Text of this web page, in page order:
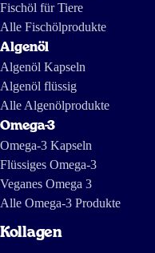
Fischöl für Tiere
Alle Fischölprodukte
Algenöl
Algenöl Kapseln
Algenöl flüssig
Alle Algenölprodukte
Omega-3
Omega-3 Kapseln
Flüssiges Omega-3
Veganes Omega 3
Alle Omega-3 Produkte
Kollagen